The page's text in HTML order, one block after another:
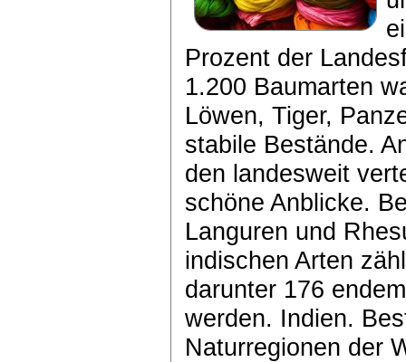
Prozent der
1.200 Baumarten
Löwen, Tiger,
stabile Bestände.
den landesweit
schöne Anblicke.
Languren und
indischen Arten
darunter 176
werden. Indien.
Naturregionen der